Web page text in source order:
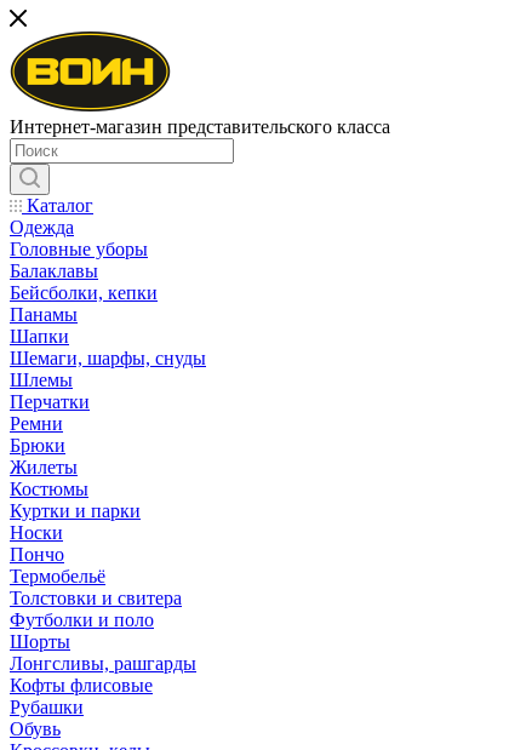
Интернет-магазин представительского класса
Каталог
Одежда
Головные уборы
Балаклавы
Бейсболки, кепки
Панамы
Шапки
Шемаги, шарфы, снуды
Шлемы
Перчатки
Ремни
Брюки
Жилеты
Костюмы
Куртки и парки
Носки
Пончо
Термобельё
Толстовки и свитера
Футболки и поло
Шорты
Лонгсливы, рашгарды
Кофты флисовые
Рубашки
Обувь